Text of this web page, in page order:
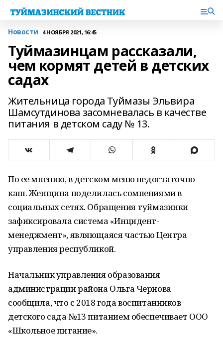
Новости 4 НОЯБРЯ 2021, 16:45
Туймазинцам рассказали,
чем кормят детей в детских
садах
Жительница города Туймазы Эльвира
Шамсутдинова засомневалась в качестве
питания в детском саду № 13.
По ее мнению, в детском меню недостаточно
каш. Женщина поделилась сомнениями в
социальных сетях. Обращения туймазинки
зафиксировала система «Инцидент-
менеджмент», являющаяся частью Центра
управления республикой.
Начальник управления образования
администрации района Ольга Чернова
сообщила, что с 2018 года воспитанников
детского сада №13 питанием обеспечивает ООО
«Школьное питание».